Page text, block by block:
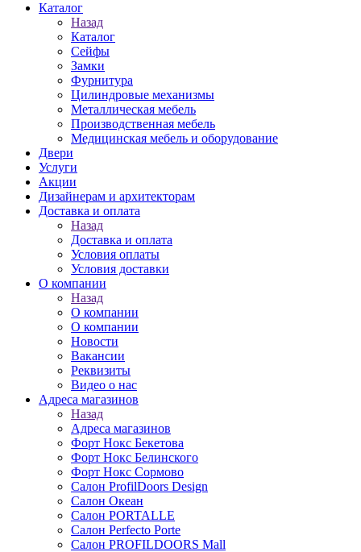
Каталог
Назад
Каталог
Сейфы
Замки
Фурнитура
Цилиндровые механизмы
Металлическая мебель
Производственная мебель
Медицинская мебель и оборудование
Двери
Услуги
Акции
Дизайнерам и архитекторам
Доставка и оплата
Назад
Доставка и оплата
Условия оплаты
Условия доставки
О компании
Назад
О компании
О компании
Новости
Вакансии
Реквизиты
Видео о нас
Адреса магазинов
Назад
Адреса магазинов
Форт Нокс Бекетова
Форт Нокс Белинского
Форт Нокс Сормово
Салон ProfilDoors Design
Салон Океан
Салон PORTALLE
Салон Perfecto Portе
Салон PROFILDOORS Mall